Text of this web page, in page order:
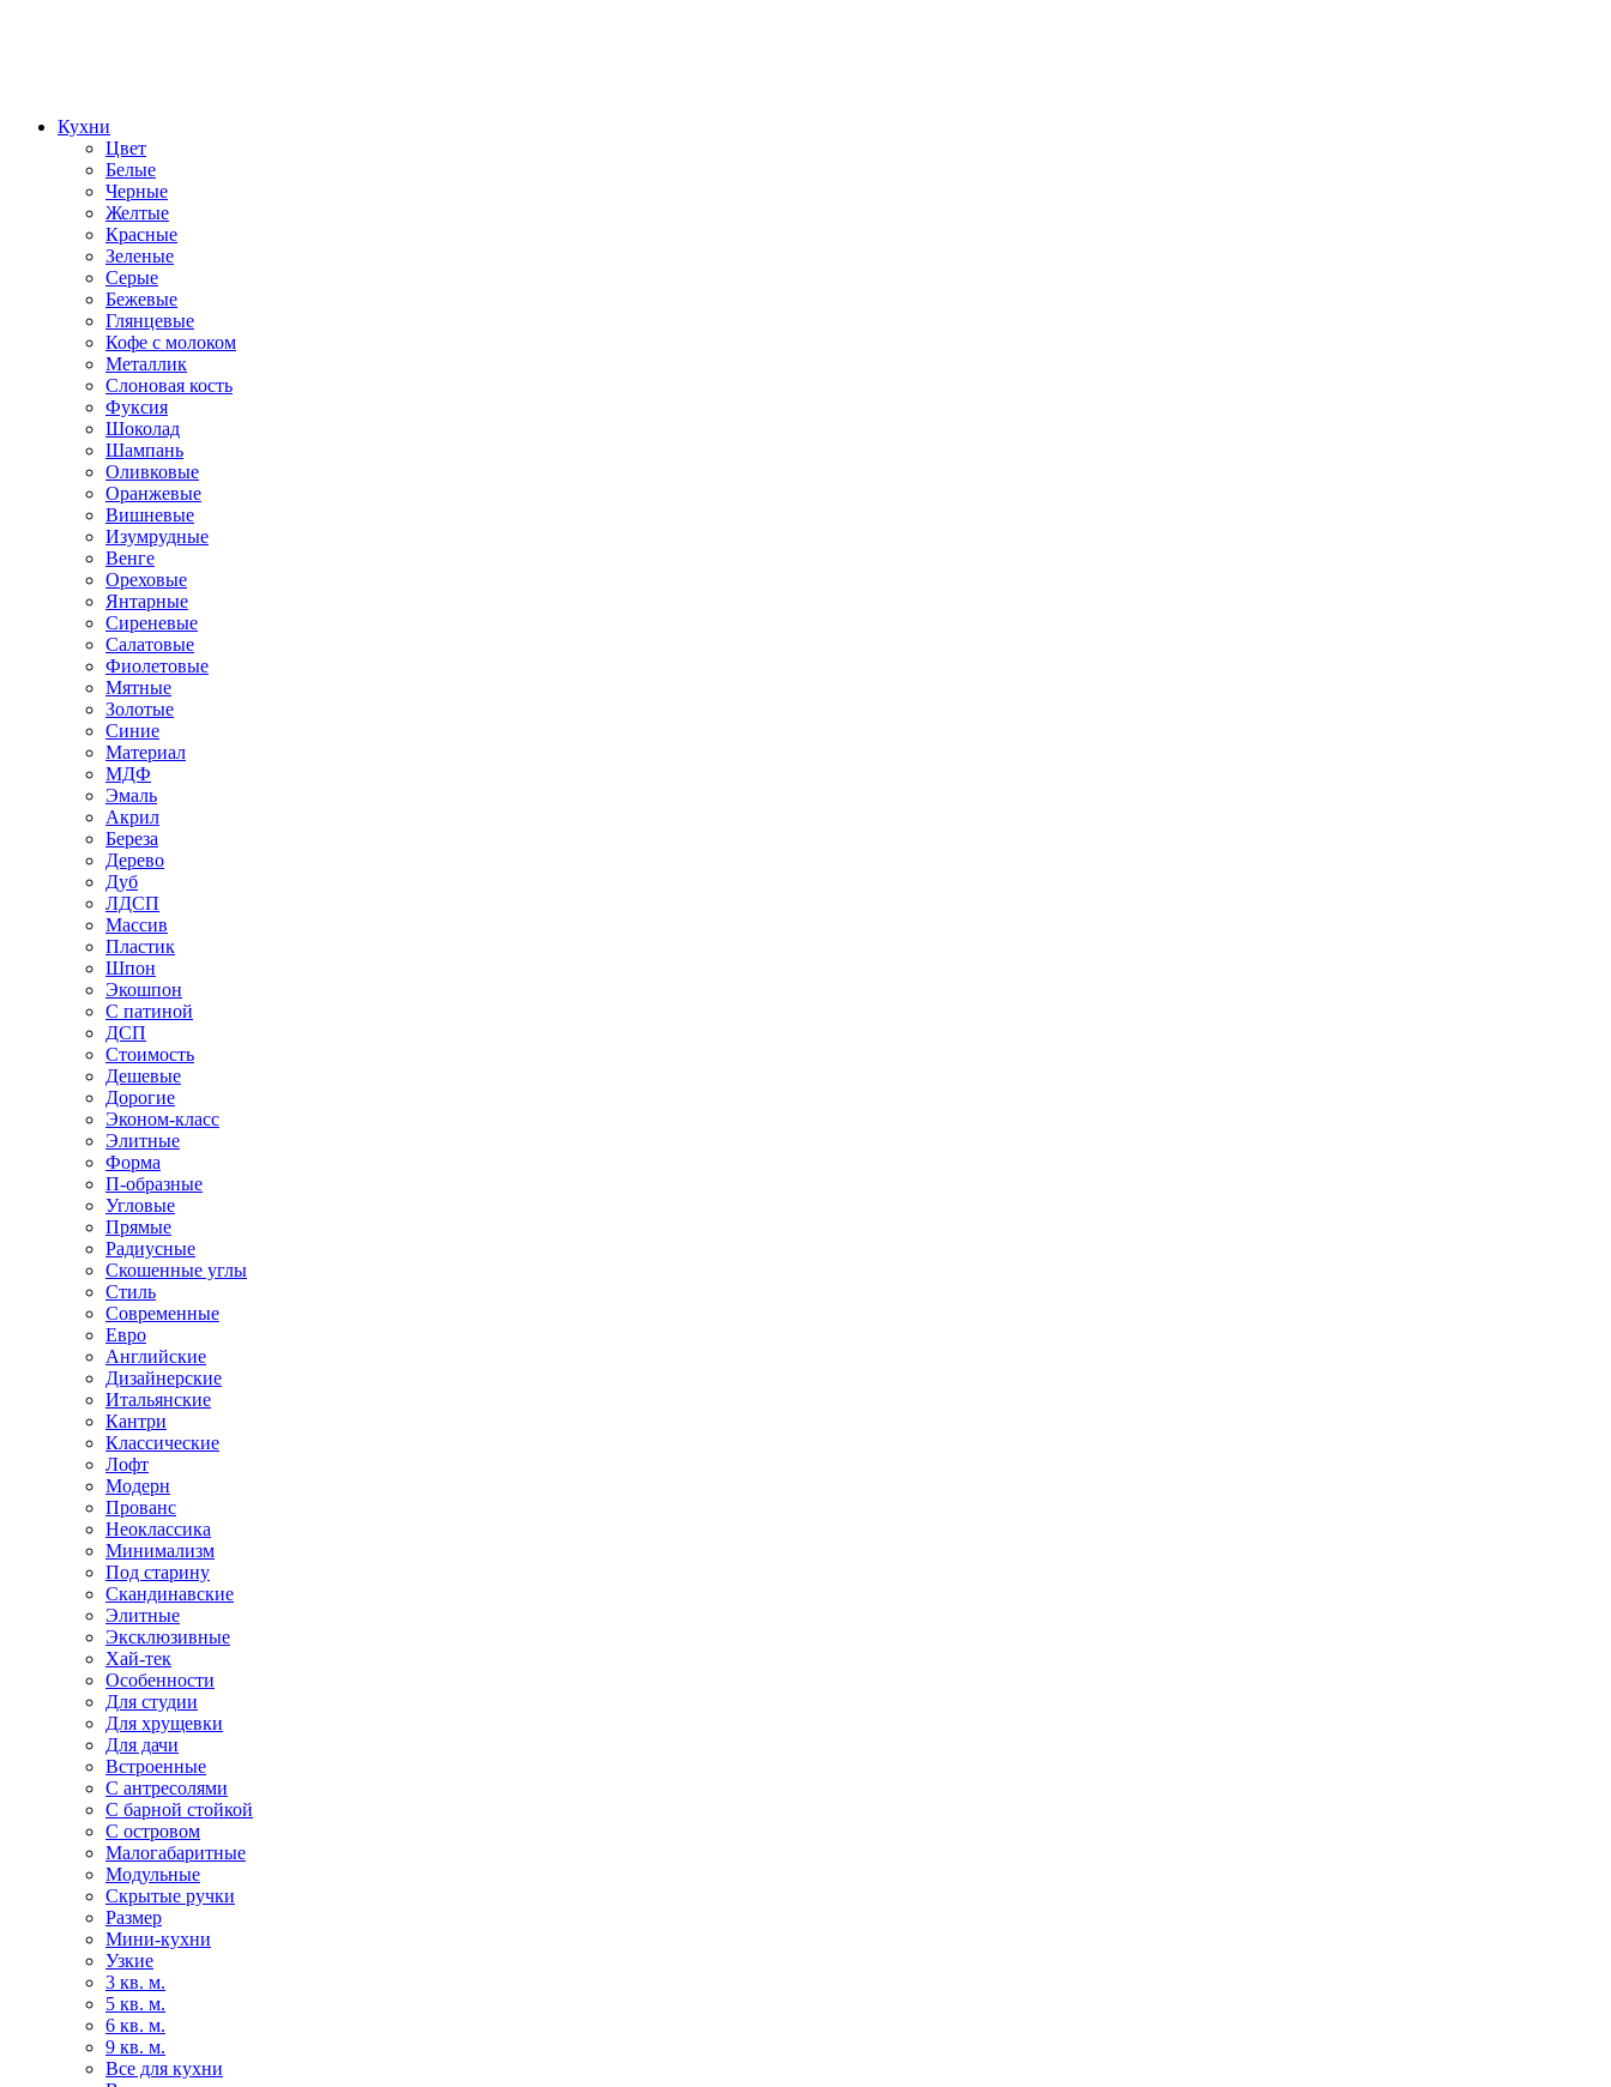
Кухни
Цвет
Белые
Черные
Желтые
Красные
Зеленые
Серые
Бежевые
Глянцевые
Кофе с молоком
Металлик
Слоновая кость
Фуксия
Шоколад
Шампань
Оливковые
Оранжевые
Вишневые
Изумрудные
Венге
Ореховые
Янтарные
Сиреневые
Салатовые
Фиолетовые
Мятные
Золотые
Синие
Материал
МДФ
Эмаль
Акрил
Береза
Дерево
Дуб
ЛДСП
Массив
Пластик
Шпон
Экошпон
С патиной
ДСП
Стоимость
Дешевые
Дорогие
Эконом-класс
Элитные
Форма
П-образные
Угловые
Прямые
Радиусные
Скошенные углы
Стиль
Современные
Евро
Английские
Дизайнерские
Итальянские
Кантри
Классические
Лофт
Модерн
Прованс
Неоклассика
Минимализм
Под старину
Скандинавские
Элитные
Эксклюзивные
Хай-тек
Особенности
Для студии
Для хрущевки
Для дачи
Встроенные
С антресолями
С барной стойкой
С островом
Малогабаритные
Модульные
Скрытые ручки
Размер
Мини-кухни
Узкие
3 кв. м.
5 кв. м.
6 кв. м.
9 кв. м.
Все для кухни